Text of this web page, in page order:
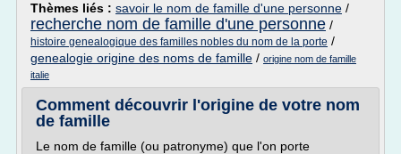
Thèmes liés : savoir le nom de famille d'une personne /
recherche nom de famille d'une personne /
histoire genealogique des familles nobles du nom de la porte /
genealogie origine des noms de famille / origine nom de famille
italie
Comment découvrir l'origine de votre nom
de famille
Le nom de famille (ou patronyme) que l'on porte